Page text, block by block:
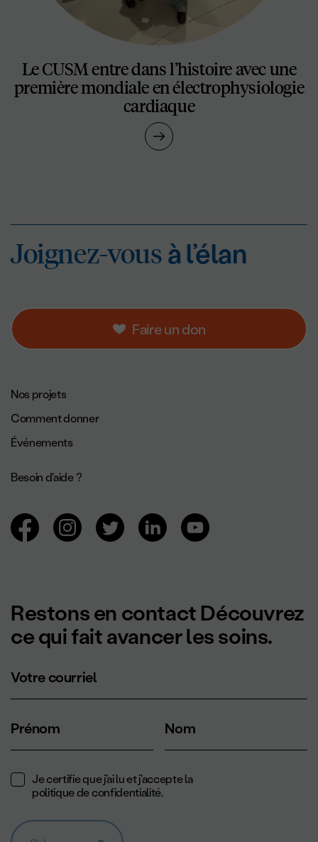
Le CUSM entre dans l’histoire avec une
première mondiale en électrophysiologie
cardiaque
Faire un don
Joignez-vousà
Joignez-vousà l’élan
Navigation de pied de page.
Nos projets
Comment donner
Événements
Besoin d'aide ?
Navigation des réseaux sociaux.
Restons en contact Découvrez
ce qui fait avancer les soins.
Votre courriel
Prénom Nom
Je certifie que j'ai lu et j'accepte la
politique de confidentialité.